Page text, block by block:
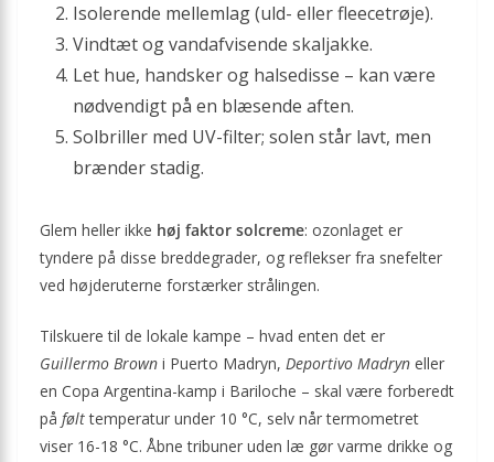
Isolerende mellemlag (uld- eller fleecetrøje).
Vindtæt og vandafvisende skaljakke.
Let hue, handsker og halsedisse – kan være
nødvendigt på en blæsende aften.
Solbriller med UV-filter; solen står lavt, men
brænder stadig.
Glem heller ikke høj faktor solcreme: ozonlaget er
tyndere på disse breddegrader, og reflekser fra snefelter
ved højderuterne forstærker strålingen.
Tilskuere til de lokale kampe – hvad enten det er
Guillermo Brown i Puerto Madryn, Deportivo Madryn eller
en Copa Argentina-kamp i Bariloche – skal være forberedt
på følttemperatur under 10 °C, selv når termometret
viser 16-18 °C. Åbne tribuner uden læ gør varme drikke og